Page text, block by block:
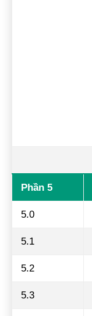
Phần 5
5.0
5.1
5.2
5.3